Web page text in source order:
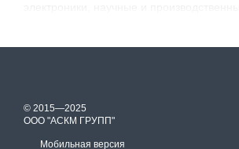
© 2015—2025
ООО "АСКМ ГРУПП"
Мобильная версия